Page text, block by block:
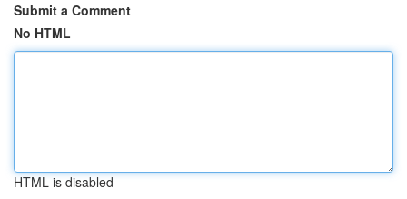
Submit a Comment
No HTML
HTML is disabled